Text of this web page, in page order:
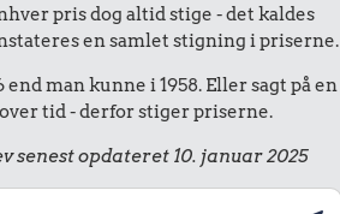
pris dog altid stige - det kaldes
en samlet stigning i priserne.
man kunne i 1958. Eller sagt på en
tid - derfor stiger priserne.
senest opdateret 10. januar 2025